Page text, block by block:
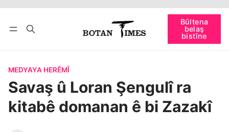
Bûltena
belaş
bistîne
bişopîne
MEDYAYA HERÊMÎ
Savaş û Loran Şengulî ra
kitabê domanan ê bi Zazakî